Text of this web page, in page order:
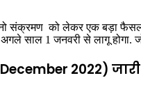
संक्रमण को लेकर एक बड़ा
साल 1 जनवरी से लागू होगा.
December 2022)